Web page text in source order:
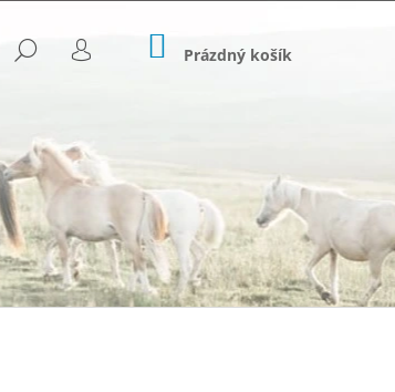
HLEDAT
PŘIHLÁŠENÍ
NÁKUPNÍ
KOŠÍK
Prázdný košík